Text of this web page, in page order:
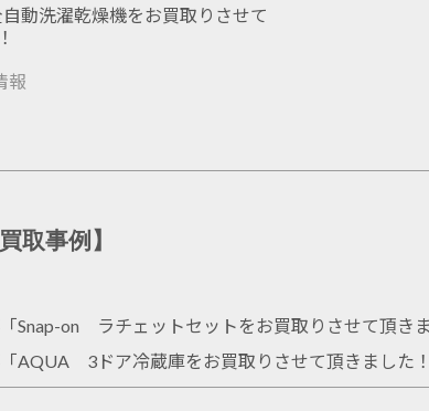
動洗濯乾燥機をお買取りさせて
報
取事例】
Snap-on ラチェットセットをお買取りさせて頂き
AQUA 3ドア冷蔵庫をお買取りさせて頂きました！